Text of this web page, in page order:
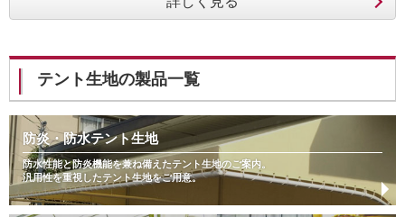
テント生地の製品一覧
防炎・防水テント生地
防水性能と防炎機能を兼ね備えたテント生地のご案内。
汎用性を重視したテント生地をご用意。